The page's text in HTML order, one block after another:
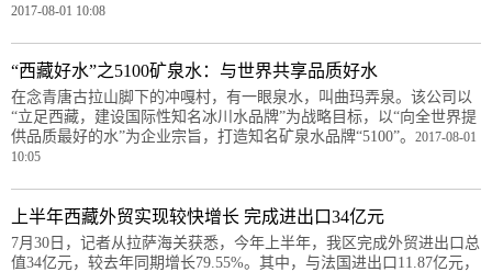
2017-08-01 10:08
“西藏好水”之5100矿泉水：与世界共享品质好水
在念青唐古拉山脚下的冲嘎村，有一眼泉水，叫曲玛弄泉。该公司以
“立足西藏，建设国际性知名冰川水品牌”为战略目标，以“向全世界提
供品质最好的水”为企业宗旨，打造知名矿泉水品牌“5100”。 2017-08-01
10:05
上半年西藏外贸实现较快增长 完成进出口34亿元
7月30日，记者从拉萨海关获悉，今年上半年，我区完成外贸进出口总
值34亿元，较去年同期增长79.55%。其中，与法国进出口11.87亿元，